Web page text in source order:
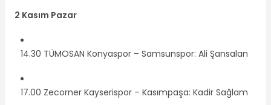
2 Kasım Pazar
14.30 TÜMOSAN Konyaspor – Samsunspor: Ali Şansalan
17.00 Zecorner Kayserispor – Kasımpaşa: Kadir Sağlam